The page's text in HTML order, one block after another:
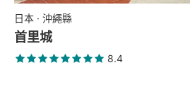
日本 · 沖繩縣
首里城
8.4